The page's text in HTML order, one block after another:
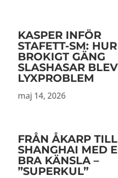
KASPER INFÖR
STAFETT-SM:
BROKIGT GÄNG
SLASHASAR
LYXPROBLEM
maj 14, 2026
FRÅN ÅKARP TILL
SHANGHAI MED
BRA KÄNSLA –
”SUPERKUL”